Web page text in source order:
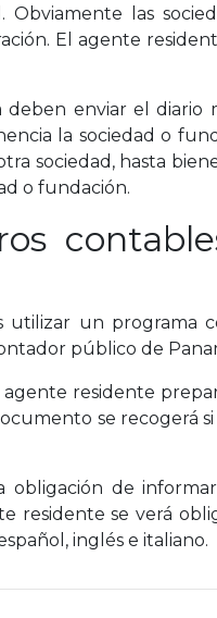
Obviamente las
El agente
enviar el diario
la sociedad o
sociedad, hasta
o fundación.
utilizar un programa
público de
residente
se recogerá
de
residente se verá
inglés e italiano.